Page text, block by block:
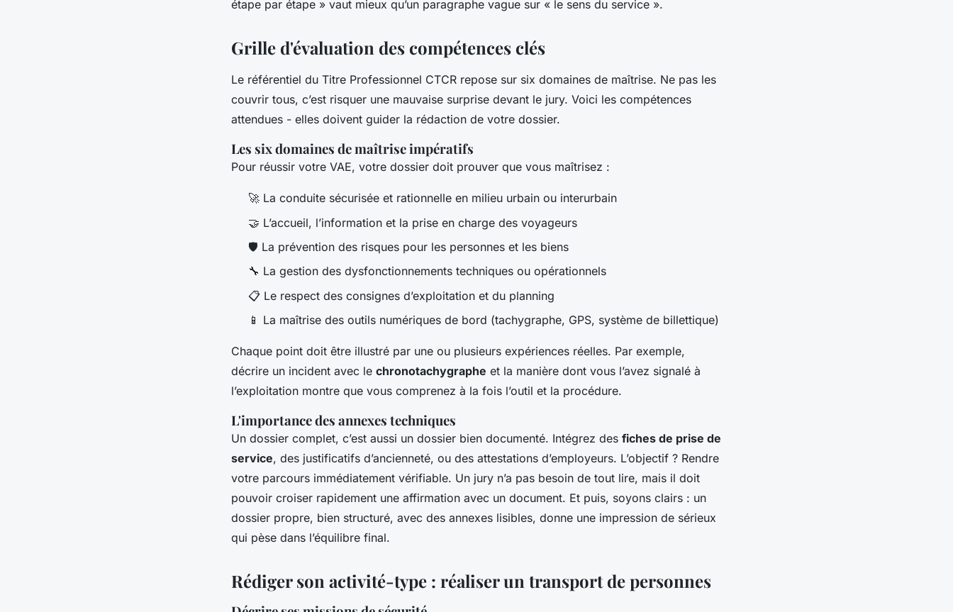
étape par étape » vaut mieux qu’un paragraphe vague sur « le sens du service ».
Grille d'évaluation des compétences clés
Le référentiel du Titre Professionnel CTCR repose sur six domaines de maîtrise. Ne pas les
couvrir tous, c’est risquer une mauvaise surprise devant le jury. Voici les compétences
attendues - elles doivent guider la rédaction de votre dossier.
Les six domaines de maîtrise impératifs
Pour réussir votre VAE, votre dossier doit prouver que vous maîtrisez :
🚀 La conduite sécurisée et rationnelle en milieu urbain ou interurbain
🤝 L’accueil, l’information et la prise en charge des voyageurs
🛡️ La prévention des risques pour les personnes et les biens
🔧 La gestion des dysfonctionnements techniques ou opérationnels
📋 Le respect des consignes d’exploitation et du planning
📱 La maîtrise des outils numériques de bord (tachygraphe, GPS, système de billettique)
Chaque point doit être illustré par une ou plusieurs expériences réelles. Par exemple,
décrire un incident avec le chronotachygraphe et la manière dont vous l’avez signalé à
l’exploitation montre que vous comprenez à la fois l’outil et la procédure.
L'importance des annexes techniques
Un dossier complet, c’est aussi un dossier bien documenté. Intégrez des fiches de prise de
service, des justificatifs d’ancienneté, ou des attestations d’employeurs. L’objectif ? Rendre
votre parcours immédiatement vérifiable. Un jury n’a pas besoin de tout lire, mais il doit
pouvoir croiser rapidement une affirmation avec un document. Et puis, soyons clairs : un
dossier propre, bien structuré, avec des annexes lisibles, donne une impression de sérieux
qui pèse dans l’équilibre final.
Rédiger son activité-type : réaliser un transport de personnes